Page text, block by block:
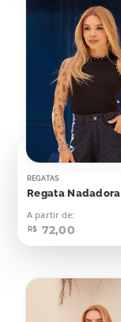
REGATAS
A partir de:
R$ 72,00